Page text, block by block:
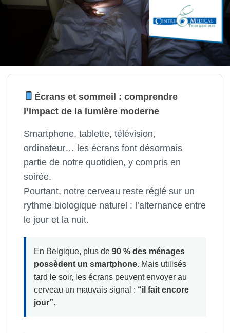
Écrans et sommeil : comprendre
l’impact de la lumière moderne
Smartphone, tablette, télévision,
ordinateur… les écrans font désormais
partie de notre quotidien, y compris en
soirée.
Pourtant, notre cerveau reste réglé sur un
rythme biologique naturel : l’alternance entre
le jour et la nuit.
En Belgique, plus de 90 % des ménages
possèdent un smartphone. Mais utilisés
tard le soir, les écrans peuvent envoyer au
cerveau un mauvais signal : “il fait encore
jour”.